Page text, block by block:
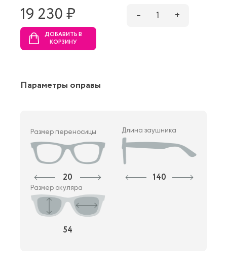
19 230 ₷ – 1 +
ДОБАВИТЬ В
КОРЗИНУ
Параметры оправы
Размер переносицы
20
Длина заушника
140
Размер окуляра
54